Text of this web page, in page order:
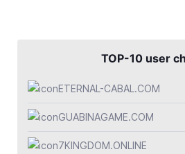
TOP-10 user
ETERNAL-CABAL.COM
GUABINAGAME.COM
7KINGDOM.ONLINE